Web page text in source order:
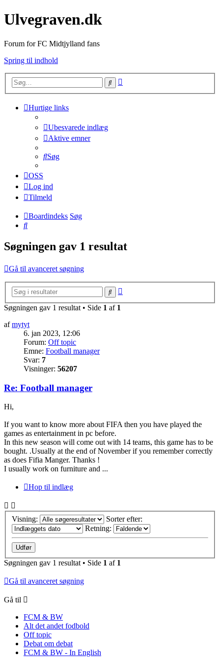
Ulvegraven.dk
Forum for FC Midtjylland fans
Spring til indhold
Søg
Hurtige links
Ubesvarede indlæg
Aktive emner
Søg
OSS
Log ind
Tilmeld
Boardindeks Søg
Søg
Søgningen gav 1 resultat
Gå til avanceret søgning
Søg
Søgningen gav 1 resultat • Side 1 af 1
afmytyt
6. jan 2023, 12:06
Forum: Off topic
Emne: Football manager
Svar: 7
Visninger: 56207
Re: Football manager
Hi,
If you want to know more about FIFA then you have played the
games as entertainment in pc before.
In this new season will come out with 14 teams, this game has to be
bought. .Usually at the end of November if you remember correctly
as does Fifia Manger. Thanks !
I usually work on furniture and ...
Hop til indlæg
Visning:
Sorter efter:
Retning:
Søgningen gav 1 resultat • Side 1 af 1
Gå til avanceret søgning
Gå til
FCM & BW
Alt det andet fodbold
Off topic
Debat om debat
FCM & BW - In English